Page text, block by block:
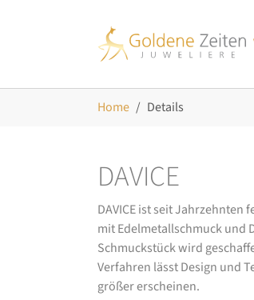
Home Details
DAVICE
DAVICE ist seit
mit Edelmetallschmuck und
Schmuckstück wird
Verfahren lässt Design und
größer erscheinen.